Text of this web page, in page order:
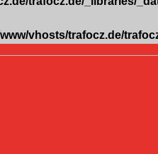
vhosts/trafocz.de/